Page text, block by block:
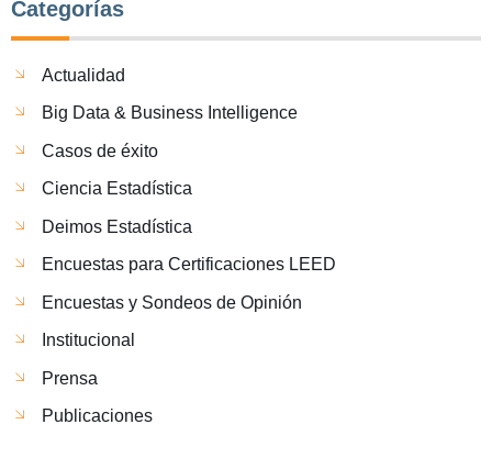
Categorías
Actualidad
Big Data & Business Intelligence
Casos de éxito
Ciencia Estadística
Deimos Estadística
Encuestas para Certificaciones LEED
Encuestas y Sondeos de Opinión
Institucional
Prensa
Publicaciones